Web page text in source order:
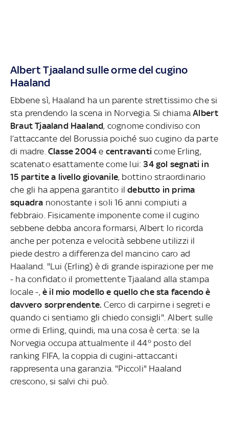
Albert Tjaaland sulle orme del cugino
Haaland
Ebbene sì, Haaland ha un parente strettissimo che si
sta prendendo la scena in Norvegia. Si chiamaAlbert
Braut Tjaaland Haaland, cognome condiviso con
l’attaccante del Borussia poiché suo cugino da parte
di madre. Classe 2004 e centravanti come Erling,
scatenato esattamente come lui: 34 gol segnati in
15 partite a livello giovanile, bottino straordinario
che gli ha appena garantito ildebutto in prima
squadra nonostante i soli 16 anni compiuti a
febbraio. Fisicamente imponente come il cugino
sebbene debba ancora formarsi, Albert lo ricorda
anche per potenza e velocità sebbene utilizzi il
piede destro a differenza del mancino caro ad
Haaland. "Lui (Erling) è di grande ispirazione per me
- ha confidato il promettente Tjaaland alla stampa
locale -, è il mio modello e quello che sta facendo è
davvero sorprendente.Cerco di carpirne i segreti e
quando ci sentiamo gli chiedo consigli". Albert sulle
orme di Erling, quindi, ma una cosa è certa: se la
Norvegia occupa attualmente il 44° posto del
ranking FIFA, la coppia di cugini-attaccanti
rappresenta una garanzia. "Piccoli" Haaland
crescono, si salvi chi può.